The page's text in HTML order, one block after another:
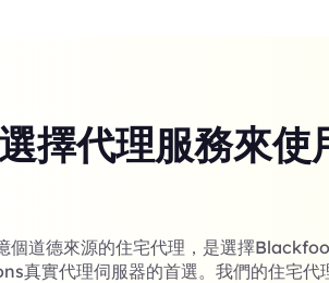
擇代理服務來使
個道德來源的住宅代理，是選擇
真實代理伺服器的首選。我們的住宅代